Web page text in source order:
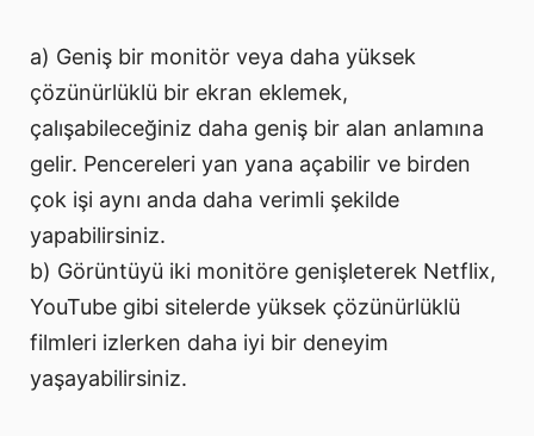
a) Geniş bir monitör veya daha yüksek
çözünürlüklü bir ekran eklemek,
çalışabileceğiniz daha geniş bir alan anlamına
gelir. Pencereleri yan yana açabilir ve birden
çok işi aynı anda daha verimli şekilde
yapabilirsiniz.
b) Görüntüyü iki monitöre genişleterek Netflix,
YouTube gibi sitelerde yüksek çözünürlüklü
filmleri izlerken daha iyi bir deneyim
yaşayabilirsiniz.